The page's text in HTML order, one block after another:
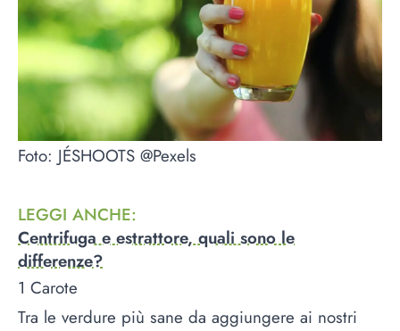
Foto: JÉSHOOTS @Pexels
LEGGI ANCHE:
Centrifuga e estrattore, quali sono le
differenze?
1 Carote
Tra le verdure più sane da aggiungere ai nostri